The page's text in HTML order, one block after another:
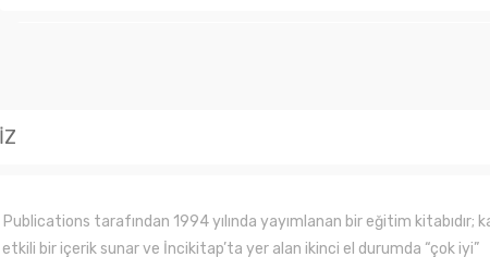
tarafından 1994 yılında yayımlanan bir eğitim kitabıdır;
bir içerik sunar ve İncikitap’ta yer alan ikinci el durumda “çok iyi”